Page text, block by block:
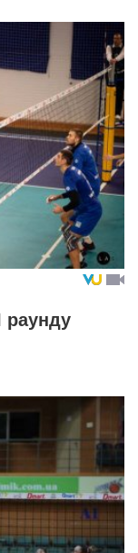
раунду